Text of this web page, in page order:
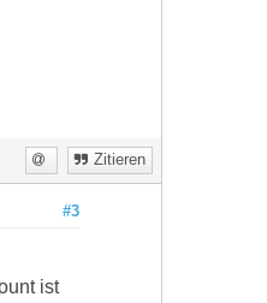
Zitieren
#3
ist